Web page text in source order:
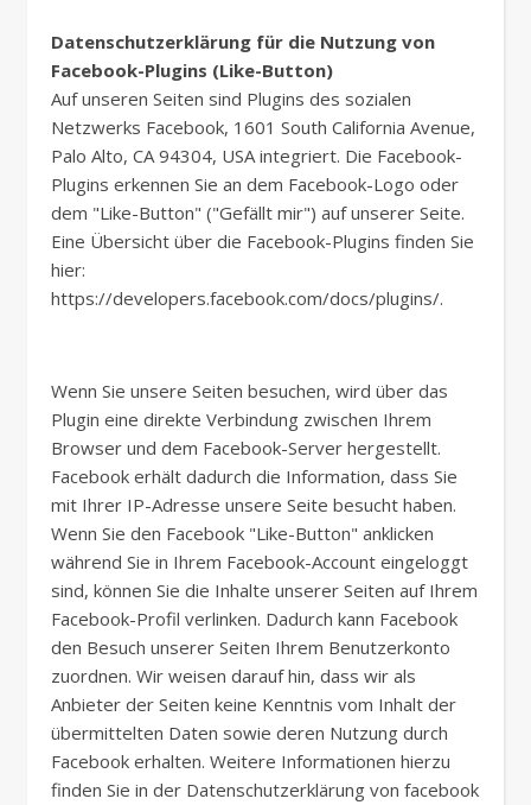
Datenschutzerklärung für die Nutzung von
Facebook-Plugins (Like-Button)
Auf unseren Seiten sind Plugins des sozialen
Netzwerks Facebook, 1601 South California Avenue,
Palo Alto, CA 94304, USA integriert. Die Facebook-
Plugins erkennen Sie an dem Facebook-Logo oder
dem "Like-Button" ("Gefällt mir") auf unserer Seite.
Eine Übersicht über die Facebook-Plugins finden Sie
hier:
https://developers.facebook.com/docs/plugins/.
Wenn Sie unsere Seiten besuchen, wird über das
Plugin eine direkte Verbindung zwischen Ihrem
Browser und dem Facebook-Server hergestellt.
Facebook erhält dadurch die Information, dass Sie
mit Ihrer IP-Adresse unsere Seite besucht haben.
Wenn Sie den Facebook "Like-Button" anklicken
während Sie in Ihrem Facebook-Account eingeloggt
sind, können Sie die Inhalte unserer Seiten auf Ihrem
Facebook-Profil verlinken. Dadurch kann Facebook
den Besuch unserer Seiten Ihrem Benutzerkonto
zuordnen. Wir weisen darauf hin, dass wir als
Anbieter der Seiten keine Kenntnis vom Inhalt der
übermittelten Daten sowie deren Nutzung durch
Facebook erhalten. Weitere Informationen hierzu
finden Sie in der Datenschutzerklärung von facebook